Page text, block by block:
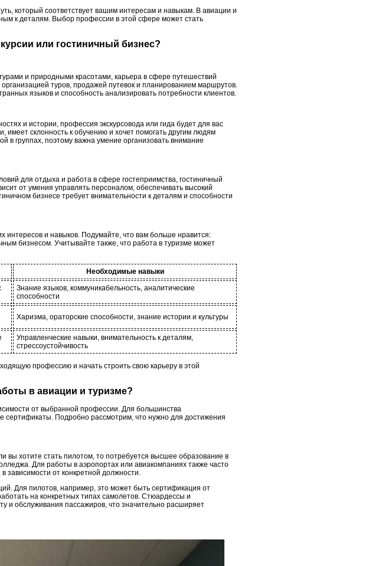
который соответствует вашим интересам и навыкам. В авиации и
к деталям. Выбор профессии в этой сфере может стать
или гостиничный бизнес?
и природными красотами, карьера в сфере путешествий
туров, продажей путевок и планированием маршрутов.
языков и способность анализировать потребности клиентов.
и истории, профессия экскурсовода или гида будет для вас
склонность к обучению и хочет помогать другим людям
в группах, поэтому важна умение организовать внимание
для отдыха и работа в сфере гостеприимства, гостиничный
от умения управлять персоналом, обеспечивать высокий
бизнесе требует внимательности к деталям и способности
и навыков. Подумайте, что вам больше нравится:
бизнесом. Учитывайте также, что работа в туризме может
Необходимые навыки
Знание языков, коммуникабельность, аналитические
способности
Харизма, ораторские способности, знание истории и культуры
Управленческие навыки, внимательность к деталям,
стрессоустойчивость
профессию и начать строить свою карьеру в этой
в авиации и туризме?
от выбранной профессии. Для большинства
сертификаты. Подробно рассмотрим, что нужно для достижения
хотите стать пилотом, то потребуется высшее образование в
Для работы в аэропортах или авиакомпаниях также часто
от конкретной должности.
Для пилотов, например, это может быть сертификация от
на конкретных типах самолетов. Стюардессы и
и обслуживания пассажиров, что значительно расширяет